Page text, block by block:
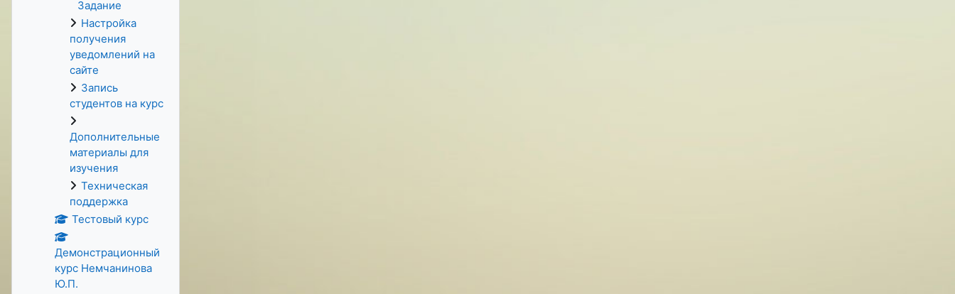
Задание
Настройка
получения
уведомлений на
сайте
Запись
студентов на курс
Дополнительные
материалы для
изучения
Техническая
поддержка
Тестовый курс
Демонстрационный
курс Немчанинова
Ю.П.